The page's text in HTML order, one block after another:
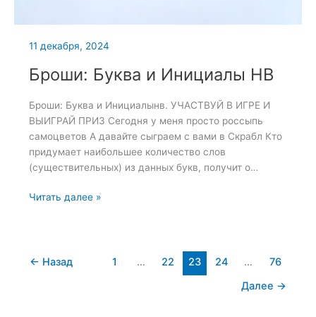
11 декабря, 2024
Броши: Буква и Инициалы НВ
Броши: Буква и Инициалынв. УЧАСТВУЙ В ИГРЕ И
ВЫИГРАЙ ПРИЗ Сегодня у меня просто россыпь
самоцветов А давайте сыграем с вами в Скрабл Кто
придумает наибольшее количество слов
(существительных) из данных букв, получит о…
Броши:
НВ
Читать далее »
← Назад 1 … 22 23 24 …
76
Далее →